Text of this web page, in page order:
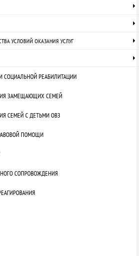
УСЛОВИЙ ОКАЗАНИЯ УСЛУГ
СОЦИАЛЬНОЙ РЕАБИЛИТАЦИИ
ЗАМЕЩАЮЩИХ СЕМЕЙ
СЕМЕЙ С ДЕТЬМИ ОВЗ
ПОМОЩИ
СОПРОВОЖДЕНИЯ